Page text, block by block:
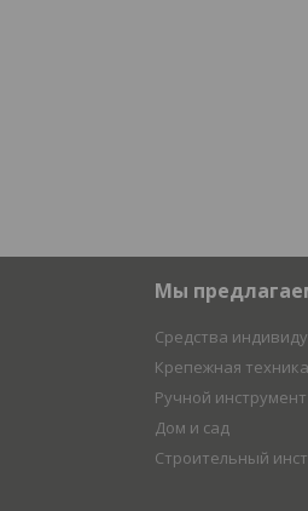
Мы
Средства
Крепежная техника
Ручной инструмент
Дом и сад
Строительный